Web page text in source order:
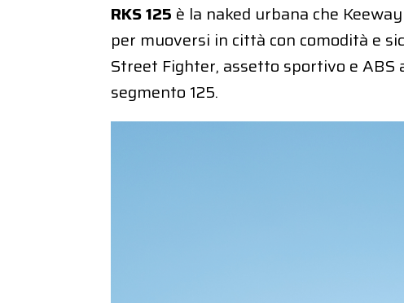
RKS 125 è la naked urbana che
per muoversi in città con comodità e
Street Fighter, assetto sportivo e ABS
segmento 125.